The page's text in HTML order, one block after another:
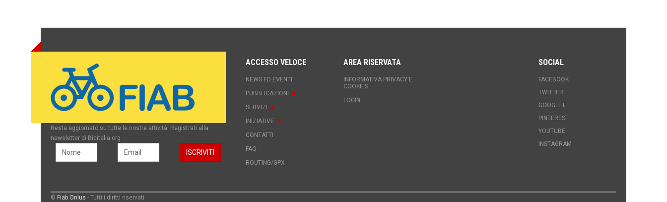
Resta aggiornato su tutte le nostre attività. Registrati alla
newsletter di Bicitalia.org
ACCESSO VELOCE
NEWS ED EVENTI
PUBBLICAZIONI
SERVIZI
INIZIATIVE
CONTATTI
FAQ
ROUTING/GPX
AREA RISERVATA
INFORMATIVA PRIVACY E
COOKIES
LOGIN
SOCIAL
FACEBOOK
TWITTER
GOOGLE+
PINTEREST
YOUTUBE
INSTAGRAM
© Fiab Onlus - Tutti i diritti riservati